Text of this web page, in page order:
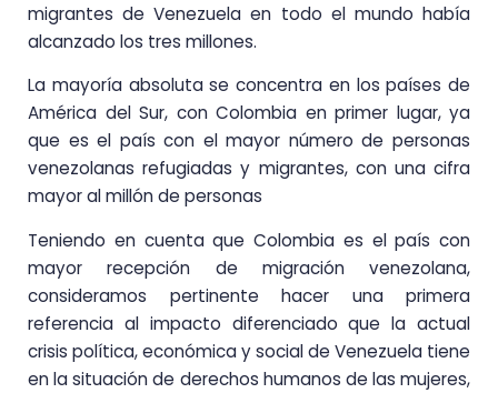
migrantes de Venezuela en todo el mundo había
alcanzado los tres millones.
La mayoría absoluta se concentra en los países de
América del Sur, con Colombia en primer lugar, ya
que es el país con el mayor número de personas
venezolanas refugiadas y migrantes, con una cifra
mayor al millón de personas
Teniendo en cuenta que Colombia es el país con
mayor recepción de migración venezolana,
consideramos pertinente hacer una primera
referencia al impacto diferenciado que la actual
crisis política, económica y social de Venezuela tiene
en la situación de derechos humanos de las mujeres,